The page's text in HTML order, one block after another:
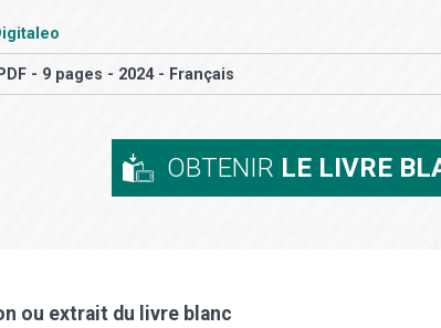
PDF - 9 pages - 2024 - Français
OBTENIR LE LIVRE
ou extrait du livre blanc